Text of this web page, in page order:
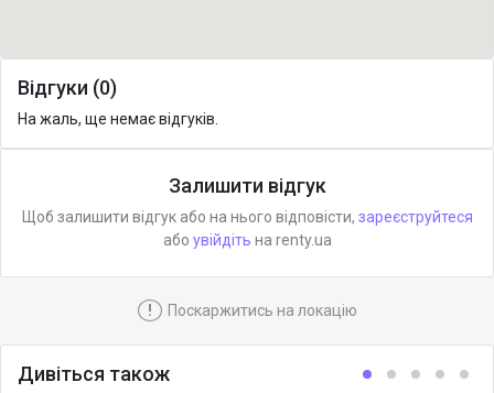
Відгуки (0)
На жаль, ще немає відгуків.
Залишити відгук
Щоб залишити відгук або на нього відповісти, зареєструйтеся
або увійдіть на renty.ua
! Поскаржитись на локацію
Дивіться також